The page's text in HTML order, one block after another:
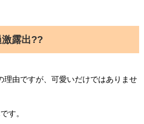
露出??
理由ですが、可愛いだけではありませ
す。